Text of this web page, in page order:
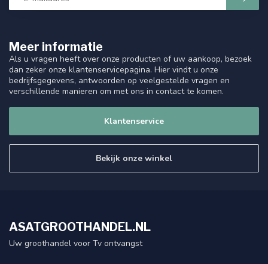
Meer informatie
Als u vragen heeft over onze producten of uw aankoop, bezoek
dan zeker onze klantenservicepagina. Hier vindt u onze
bedrijfsgegevens, antwoorden op veelgestelde vragen en
verschillende manieren om met ons in contact te komen.
Klantenservice
Bekijk onze winkel
ASATGROOTHANDEL.NL
Uw groothandel voor Tv ontvangst